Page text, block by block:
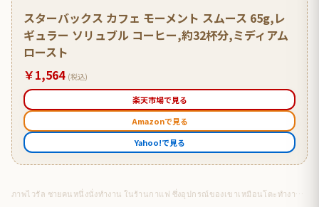
スターバックス カフェ モーメント スムース 65g,レ
ギュラー ソリュブル コーヒー,約32杯分,ミディアム
ロースト
￥1,564 (税込)
楽天市場で見る
Amazonで見る
Yahoo!で見る
ภาพไวรัล ชายคนหนึ่งนั่งทำงาน ในร้านกาแฟ ซึ่งอุปกรณ์ของเขาเหมือนโตะทำงานส่วนตัว